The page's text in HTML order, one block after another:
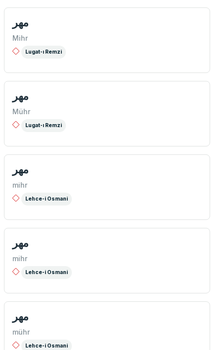
مهر
Mihr
Lugat-ı Remzi
مهر
Mühr
Lugat-ı Remzi
مهر
mihr
Lehce-i Osmani
مهر
mihr
Lehce-i Osmani
مهر
mühr
Lehce-i Osmani